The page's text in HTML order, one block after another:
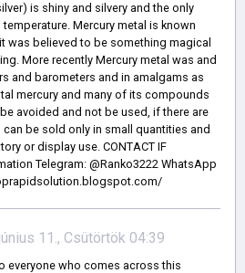
is shiny and silvery and the only
Mercury metal is known
was believed to be something magical
More recently Mercury metal was and
and barometers and in amalgams as
mercury and many of its compounds
avoided and not be used, if there are
be sold only in small quantities and
or display use. CONTACT IF
Telegram: @Ranko3222 WhatsApp
11., Csütörtök 04:39
everyone who comes across this